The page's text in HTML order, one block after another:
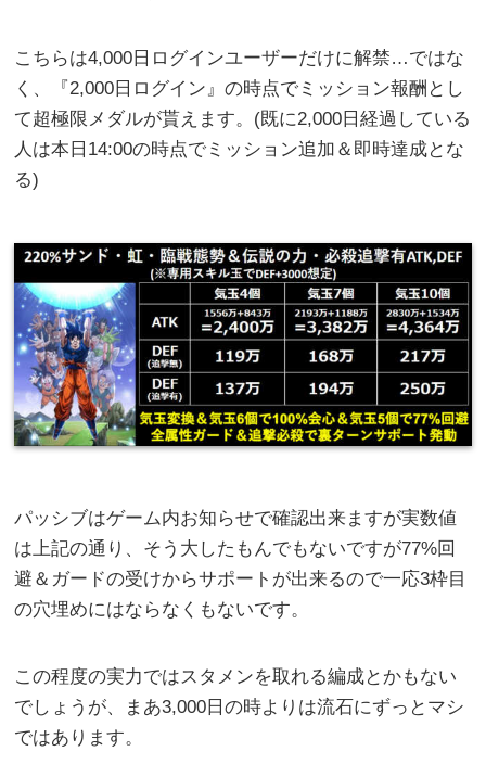
こちらは4,000日ログインユーザーだけに解禁…ではな
く、『2,000日ログイン』の時点でミッション報酬とし
て超極限メダルが貰えます。(既に2,000日経過している
人は本日14:00の時点でミッション追加＆即時達成とな
る)
パッシブはゲーム内お知らせで確認出来ますが実数値
は上記の通り、そう大したもんでもないですが77%回
避＆ガードの受けからサポートが出来るので一応3枠目
の穴埋めにはならなくもないです。
この程度の実力ではスタメンを取れる編成とかもない
でしょうが、まあ3,000日の時よりは流石にずっとマシ
ではあります。